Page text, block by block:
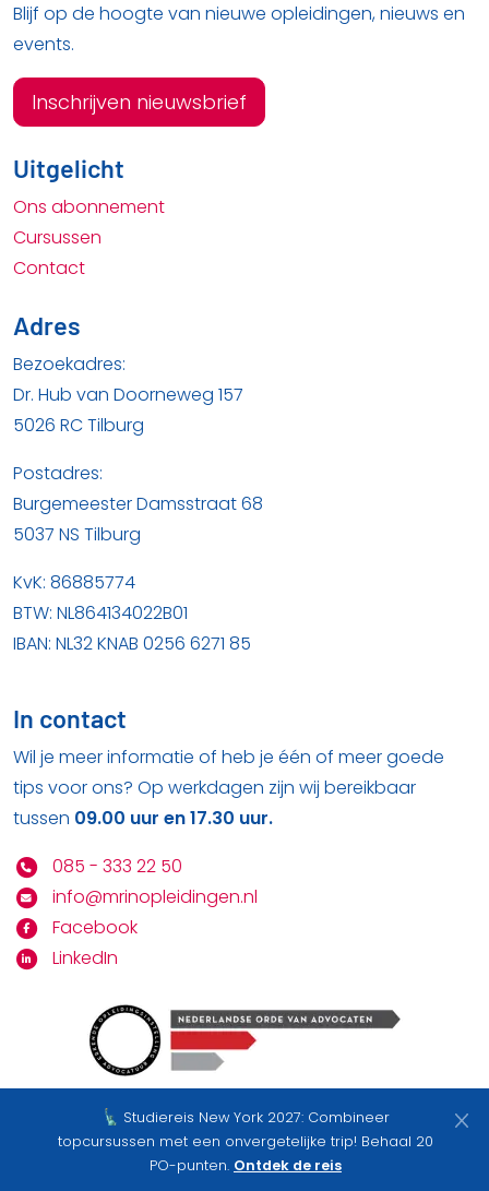
Blijf op de hoogte van nieuwe opleidingen, nieuws en
events.
Inschrijven nieuwsbrief
Uitgelicht
Ons abonnement
Cursussen
Contact
Adres
Bezoekadres:
Dr. Hub van Doorneweg 157
5026 RC Tilburg
Postadres:
Burgemeester Damsstraat 68
5037 NS Tilburg
KvK: 86885774
BTW: NL864134022B01
IBAN: NL32 KNAB 0256 6271 85
In contact
Wil je meer informatie of heb je één of meer goede
tips voor ons? Op werkdagen zijn wij bereikbaar
tussen 09.00 uur en 17.30 uur.
085 - 333 22 50
info@mrinopleidingen.nl
Facebook
LinkedIn
Bekijk hier onzeprivacy statement&algemene
voorwaarden
Studiereis New York 2027: Combineer
topcursussen met een onvergetelijke trip! Behaal 20
PO-punten. Ontdek de reis